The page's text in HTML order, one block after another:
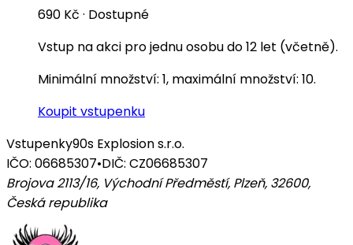
690 Kč · Dostupné
Vstup na akci pro jednu osobu do 12 let (včetně).
Minimální množství: 1, maximální množství: 10.
Koupit vstupenku
Vstupenky90s Explosion s.r.o.
IČO: 06685307•DIČ: CZ06685307
Brojova 2113/16, Východní Předměstí, Plzeň, 32600,
Česká republika